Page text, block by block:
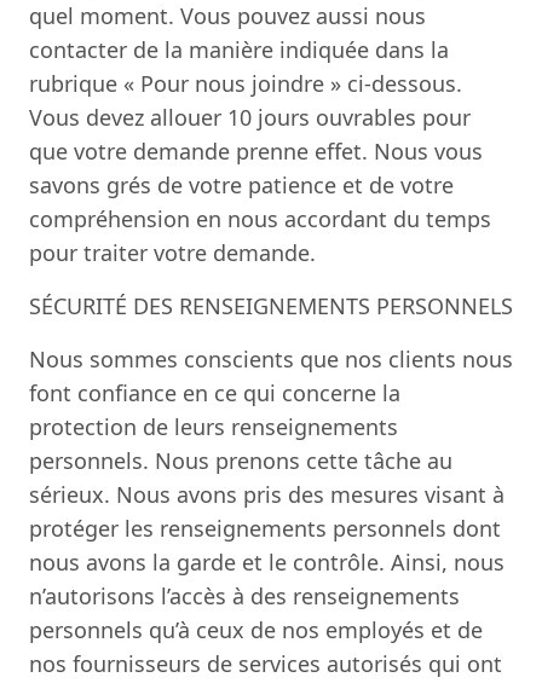
quel moment. Vous pouvez aussi nous
contacter de la manière indiquée dans la
rubrique « Pour nous joindre » ci-dessous.
Vous devez allouer 10 jours ouvrables pour
que votre demande prenne effet. Nous vous
savons grés de votre patience et de votre
compréhension en nous accordant du temps
pour traiter votre demande.
SÉCURITÉ DES RENSEIGNEMENTS PERSONNELS
Nous sommes conscients que nos clients nous
font confiance en ce qui concerne la
protection de leurs renseignements
personnels. Nous prenons cette tâche au
sérieux. Nous avons pris des mesures visant à
protéger les renseignements personnels dont
nous avons la garde et le contrôle. Ainsi, nous
n’autorisons l’accès à des renseignements
personnels qu’à ceux de nos employés et de
nos fournisseurs de services autorisés qui ont